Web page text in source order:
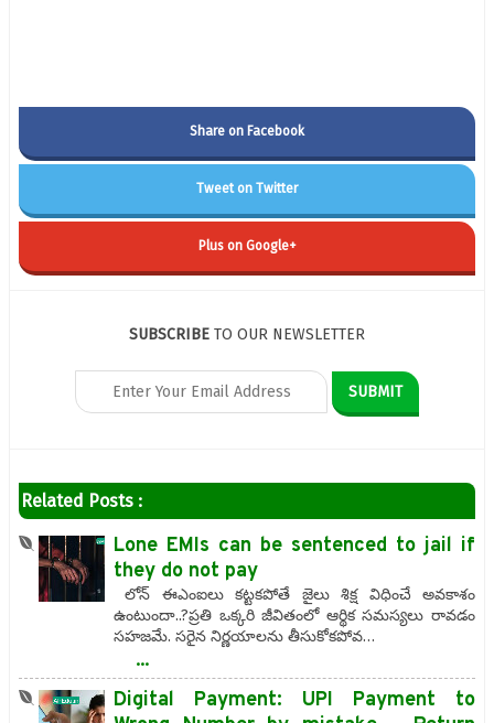
Share on Facebook
Tweet on Twitter
Plus on Google+
SUBSCRIBE TO OUR NEWSLETTER
Related Posts :
Lone EMIs can be sentenced to jail if
they do not pay
లోన్ ఈఎంఐలు కట్టకపోతే జైలు శిక్ష విధించే అవకాశం
ఉంటుందా..?ప్రతి ఒక్కరి జీవితంలో ఆర్థిక సమస్యలు రావడం
సహజమే. సరైన నిర్ణయాలను తీసుకోకపోవ…
...
Digital Payment: UPI Payment to